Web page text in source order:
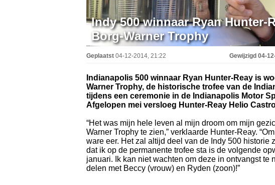
Indy 500 winnaar Ryan
Borg-Warner Trophy
Geplaatst 04-12-2014, 21:22 Gewijzigd 04-
Indianapolis 500 winnaar Ryan Hunter-Reay is
Warner Trophy, de historische trofee van de
tijdens een ceremonie in de Indianapolis Motor
Afgelopen mei versloeg Hunter-Reay Helio
“Het was mijn hele leven al mijn droom om mijn
Warner Trophy te zien,” verklaarde Hunter-Reay.
ware eer. Het zal altijd deel van de Indy 500
dat ik op de permanente trofee sta is de volgende
januari. Ik kan niet wachten om deze in ontvangst te
delen met Beccy (vrouw) en Ryden (zoon)!”